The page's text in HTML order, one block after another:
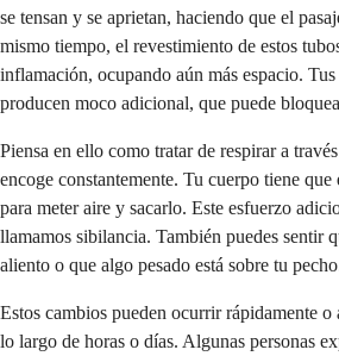
se tensan y se aprietan, haciendo que el
mismo tiempo, el revestimiento de estos
inflamación, ocupando aún más espacio.
producen moco adicional, que puede
Piensa en ello como tratar de respirar a
encoge constantemente. Tu cuerpo tiene que
para meter aire y sacarlo. Este esfuerzo
llamamos sibilancia. También puedes sentir
aliento o que algo pesado está sobre tu
Estos cambios pueden ocurrir rápidamente o
lo largo de horas o días. Algunas personas